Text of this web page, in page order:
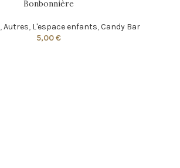
Bonbonnière
,Autres, L'espace enfants,Candy Bar
5,00€